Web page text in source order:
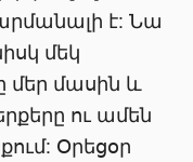
է: Նա
մեկ
մեր մասին և
ու ամեն
Օրեցօր